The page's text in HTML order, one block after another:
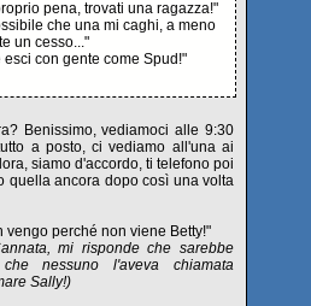
pena, trovati una ragazza!"
che una mi caghi, a meno
un cesso..."
esci con gente come Spud!"
Benissimo, vediamoci alle 9:30
a posto, ci vediamo all'una ai
siamo d'accordo, ti telefono poi
quella ancora dopo così una volta
vengo perché non viene Betty!"
mi risponde che sarebbe
nessuno l'aveva chiamata
Sally!)